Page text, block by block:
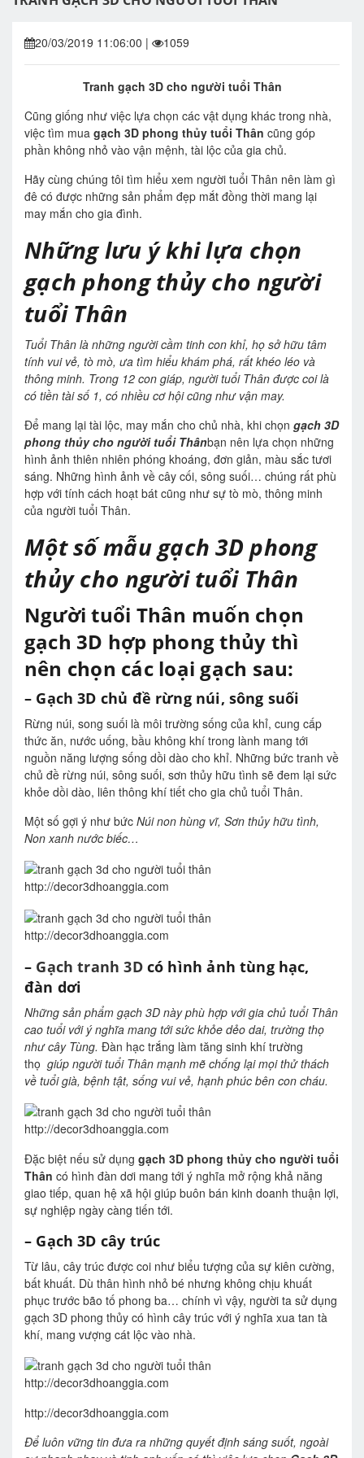
20/03/2019 11:06:00 | 1059
Tranh gạch 3D cho người tuổi Thân
Cũng giống như việc lựa chọn các vật dụng khác trong nhà,
việc tìm mua gạch 3D phong thủy tuổi Thân cũng góp
phần không nhỏ vào vận mệnh, tài lộc của gia chủ.
Hãy cùng chúng tôi tìm hiểu xem người tuổi Thân nên làm gì
đê có được những sản phẩm đẹp mắt đồng thời mang lại
may mắn cho gia đình.
Những lưu ý khi lựa chọn
gạch phong thủy cho người
tuổi Thân
Tuổi Thân là những người cầm tinh con khỉ, họ sở hữu tâm
tính vui vẻ, tò mò, ưa tìm hiểu khám phá, rất khéo léo và
thông minh. Trong 12 con giáp, người tuổi Thân được coi là
có tiền tài số 1, có nhiều cơ hội cũng như vận may.
Để mang lại tài lộc, may mắn cho chủ nhà, khi chọn gạch 3D
phong thủy cho người tuổi Thânbạn nên lựa chọn những
hình ảnh thiên nhiên phóng khoáng, đơn giản, màu sắc tươi
sáng. Những hình ảnh về cây cối, sông suối… chúng rất phù
hợp với tính cách hoạt bát cũng như sự tò mò, thông minh
của người tuổi Thân.
Một số mẫu gạch 3D phong
thủy cho người tuổi Thân
Người tuổi Thân muốn chọn
gạch 3D hợp phong thủy thì
nên chọn các loại gạch sau:
– Gạch 3D chủ đề rừng núi, sông suối
Rừng núi, song suối là môi trường sống của khỉ, cung cấp
thức ăn, nước uống, bầu không khí trong lành mang tới
nguồn năng lượng sống dồi dào cho khỉ. Những bức tranh về
chủ đề rừng núi, sông suối, sơn thủy hữu tình sẽ đem lại sức
khỏe dồi dào, liên thông khí tiết cho gia chủ tuổi Thân.
Một số gợi ý như bức Núi non hùng vĩ, Sơn thủy hữu tình,
Non xanh nước biếc…
http://decor3dhoanggia.com
http://decor3dhoanggia.com
– Gạch tranh 3Dcó hình ảnh tùng hạc,
đàn dơi
Những sản phẩm gạch 3D này phù hợp với gia chủ tuổi Thân
cao tuổi với ý nghĩa mang tới sức khỏe dẻo dai, trường thọ
như cây Tùng. Đàn hạc trắng làm tăng sinh khí trường
thọ giúp người tuổi Thân mạnh mẽ chống lại mọi thử thách
về tuổi già, bệnh tật, sống vui vẻ, hạnh phúc bên con cháu.
http://decor3dhoanggia.com
Đặc biệt nếu sử dụng gạch 3D phong thủy cho người tuổi
Thân có hình đàn dơi mang tới ý nghĩa mở rộng khả năng
giao tiếp, quan hệ xã hội giúp buôn bán kinh doanh thuận lợi,
sự nghiệp ngày càng tiến tới.
– Gạch 3D cây trúc
Từ lâu, cây trúc được coi như biểu tượng của sự kiên cường,
bất khuất. Dù thân hình nhỏ bé nhưng không chịu khuất
phục trước bão tố phong ba… chính vì vậy, người ta sử dụng
gạch 3D phong thủy có hình cây trúc với ý nghĩa xua tan tà
khí, mang vượng cát lộc vào nhà.
http://decor3dhoanggia.com
http://decor3dhoanggia.com
Để luôn vững tin đưa ra những quyết định sáng suốt, ngoài